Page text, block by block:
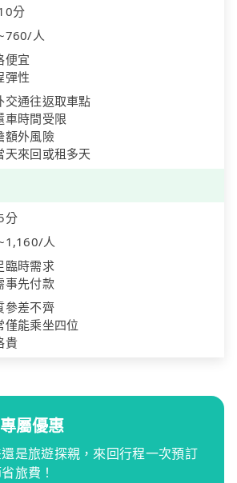
分
人
便宜
彈性
交通往返取車點
車時間受限
額外風險
天來回或租多天
分
人
臨時需求
事先付款
參差不齊
僅能乘坐四位
貴
屬優惠
是旅遊探親，來回行程一次預訂
旅費！